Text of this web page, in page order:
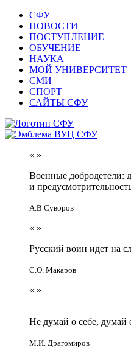
СФУ
НОВОСТИ
ПОСТУПЛЕНИЕ
ОБУЧЕНИЕ
НАУКА
МОЙ УНИВЕРСИТЕТ
СМИ
СПОРТ
САЙТЫ СФУ
« »
Военные добродетели:
и
А.В Суворов
« »
Русский воин идет на
С.О. Макаров
« »
Не думай о себе, думай
М.И. Драгомиров